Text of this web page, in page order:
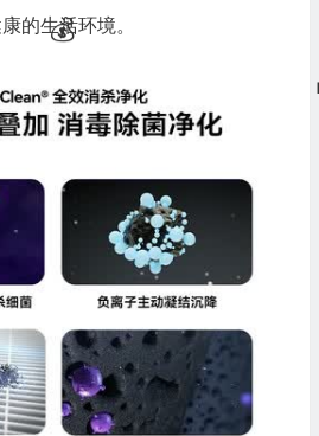
的生活环境。